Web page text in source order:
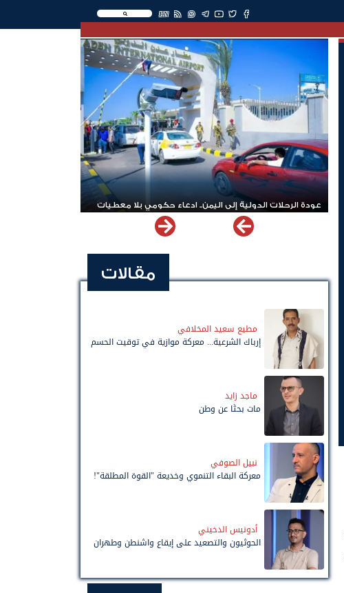
EN
عودة الرحلات الدولية إلى اليمن.. ادعاء حكومي بلا معطيات
مقالات
مطيع سعيد المخلافي
إرباك الشرعية... معركة موازية في توقيت الحسم
ماجد زايد
مات بحثًا عن وطن
نبيل الصوفي
معركة البقاء التنموي وخديعة "القوة المطلقة"!
أدونيس الدخيني
الحوثيون والتصعيد على إيقاع واشنطن وطهران